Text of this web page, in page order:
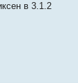
в 3.1.2